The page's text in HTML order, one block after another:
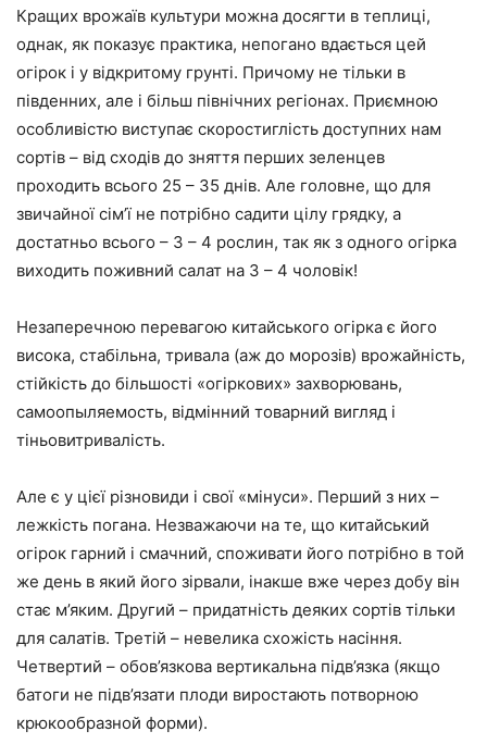
Кращих врожаїв культури можна досягти в теплиці,
однак, як показує практика, непогано вдається цей
огірок і у відкритому грунті. Причому не тільки в
південних, але і більш північних регіонах. Приємною
особливістю виступає скоростиглість доступних нам
сортів – від сходів до зняття перших зеленцев
проходить всього 25 – 35 днів. Але головне, що для
звичайної сім’ї не потрібно садити цілу грядку, а
достатньо всього – 3 – 4 рослин, так як з одного огірка
виходить поживний салат на 3 – 4 чоловік!
Незаперечною перевагою китайського огірка є його
висока, стабільна, тривала (аж до морозів) врожайність,
стійкість до більшості «огіркових» захворювань,
самоопыляемость, відмінний товарний вигляд і
тіньовитривалість.
Але є у цієї різновиди і свої «мінуси». Перший з них –
лежкість погана. Незважаючи на те, що китайський
огірок гарний і смачний, споживати його потрібно в той
же день в який його зірвали, інакше вже через добу він
стає м’яким. Другий – придатність деяких сортів тільки
для салатів. Третій – невелика схожість насіння.
Четвертий – обов’язкова вертикальна підв’язка (якщо
батоги не підв’язати плоди виростають потворною
крюкообразной форми).